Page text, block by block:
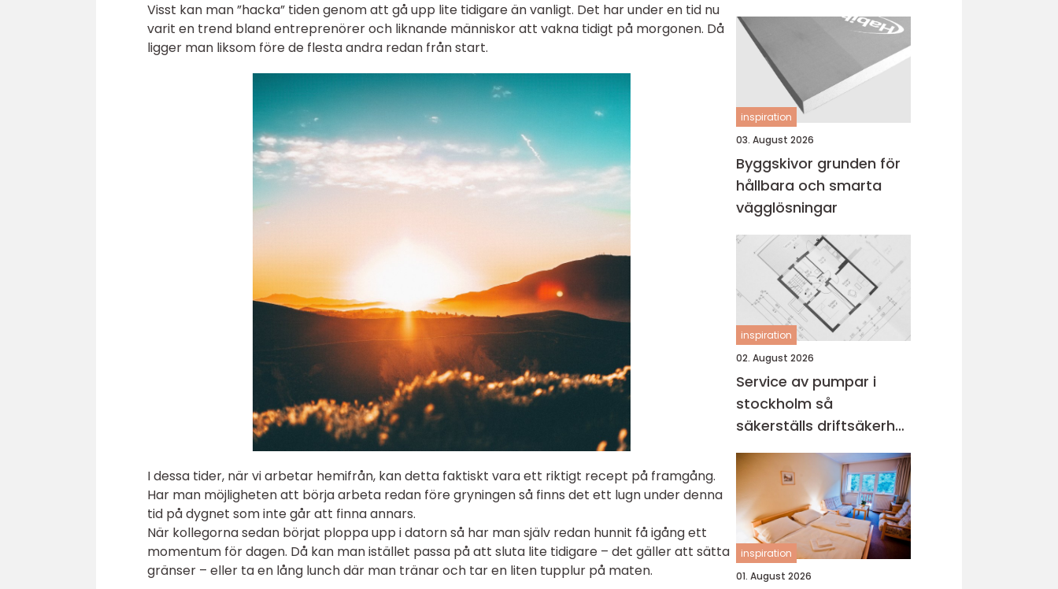
Visst kan man ”hacka” tiden genom att gå upp lite tidigare än vanligt. Det har under en tid nu
varit en trend bland entreprenörer och liknande människor att vakna tidigt på morgonen. Då
ligger man liksom före de flesta andra redan från start.
I dessa tider, när vi arbetar hemifrån, kan detta faktiskt vara ett riktigt recept på framgång.
Har man möjligheten att börja arbeta redan före gryningen så finns det ett lugn under denna
tid på dygnet som inte går att finna annars.
När kollegorna sedan börjat ploppa upp i datorn så har man själv redan hunnit få igång ett
momentum för dagen. Då kan man istället passa på att sluta lite tidigare – det gäller att sätta
gränser – eller ta en lång lunch där man tränar och tar en liten tupplur på maten.
inspiration
03. August 2026
Byggskivor grunden för
hållbara och smarta
vägglösningar
inspiration
02. August 2026
Service av pumpar i
stockholm så
säkerställs driftsäkerhet
och ekonomi
inspiration
01. August 2026